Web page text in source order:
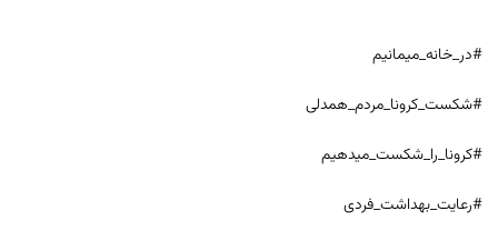
#در_خانه_میمانیم
#شکست_کرونا_مردم_همدلی
#کرونا_را_شکست_میدهیم
#رعایت_بهداشت_فردی